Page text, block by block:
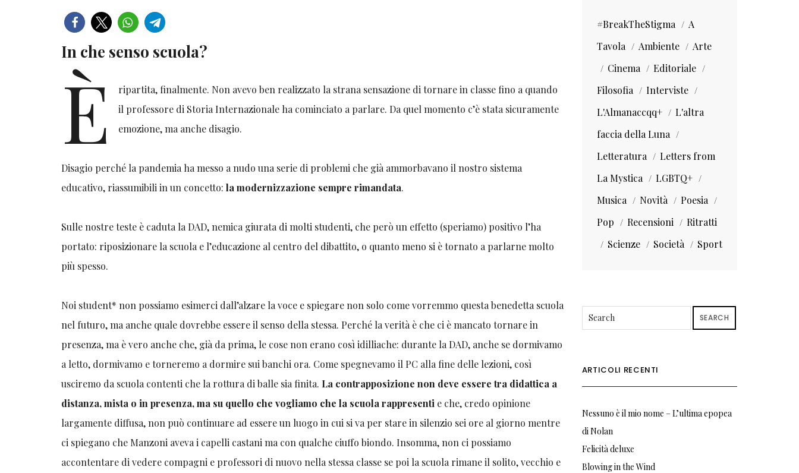
In che senso scuola?
È
ripartita, finalmente. Non avevo ben realizzato la strana sensazione di tornare in classe fino a quando
il professore di Storia Internazionale ha cominciato a parlare. Da quel momento c’è stata sicuramente
emozione, ma anche disagio.
Disagio perché la pandemia ha messo a nudo una serie di problemi che già ammorbavano il nostro sistema
educativo, riassumibili in un concetto:la modernizzazione sempre rimandata.
Sulle nostre teste è caduta la DAD, nemica giurata di molti studenti, che però un effetto (speriamo) positivo l’ha
portato: riposizionare la scuola e l’educazione al centro del dibattito, o quanto meno si è tornato a parlarne molto
più spesso.
Noi student* non possiamo esimerci dall’alzare la voce e spiegare non solo come vorremmo questa benedetta scuola
nel futuro, ma anche quale dovrebbe essere il senso della stessa. Perché la verità è che ci è mancato tornare in
presenza, ma è vero anche che, già da prima, le cose non erano così idilliache: durante la DAD, anche se dormivamo
a letto, dormivamo e torneremo a dormire sui banchi ora. Come spegnevamo il PC alla fine delle lezioni, così
usciremo da scuola contenti che la rottura di balle sia finita. La contrapposizione non deve essere tra didattica a
distanza, mista o in presenza, ma su quello che vogliamo che la scuola rappresenti e che, credo opinione
largamente diffusa, non può continuare ad essere un luogo in cui si va per stare in silenzio sei ore al giorno mentre
ci spiegano che Manzoni aveva i capelli castani ma con qualche ciuffo biondo. Insomma, non ci possiamo
accontentare di vedere compagni e professori di nuovo nella stessa classe se poi la scuola rimane il solito, vecchio e
#BreakTheStigma
A
Tavola
Ambiente
Arte
Cinema
Editoriale
Filosofia
Interviste
L'Almanaccqq+
L'altra
faccia della Luna
Letteratura
Letters from
La Mystica
LGBTQ+
Musica
Novità
Poesia
Pop
Recensioni
Ritratti
Scienze
Società Sport
SEARCH
ARTICOLI RECENTI
Nessuno è il mio nome – L’ultima epopea
di Nolan
Felicità deluxe
Blowing in the Wind